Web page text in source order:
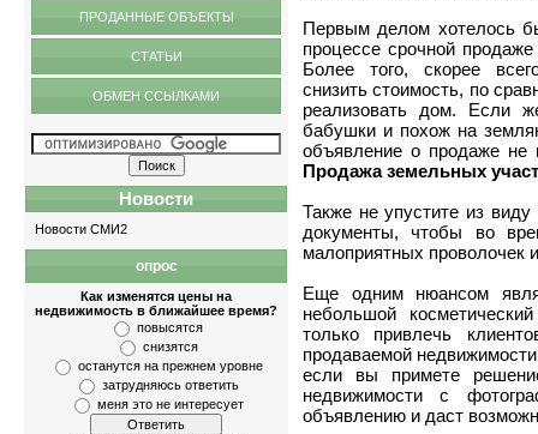
ПРОДАННЫЕ ОБЪЕКТЫ
СТАТЬИ
ОБМЕН ССЫЛКАМИ
Новости
Новости СМИ2
опрос
Как изменятся цены на
недвижимость в ближайшее время?
повысятся
снизятся
останутся на прежнем уровне
затрудняюсь ответить
меня это не интересует
Первым делом хотелось
процессе срочной
Более того, скорее
снизить стоимость, по
реализовать дом. Если
бабушки и похож на
объявление о продаже
Продажа земельных
Также не упустите из
документы, чтобы во
малоприятных проволочек
Еще одним нюансом
небольшой
только привлечь
продаваемой
если вы примете
недвижимости с
объявлению и даст